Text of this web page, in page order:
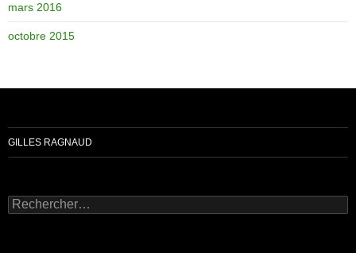
mars 2016
octobre 2015
GILLES RAGNAUD
Rechercher :